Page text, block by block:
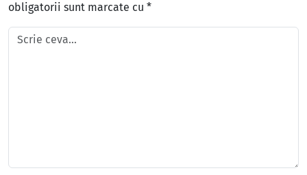
obligatorii sunt marcate cu *